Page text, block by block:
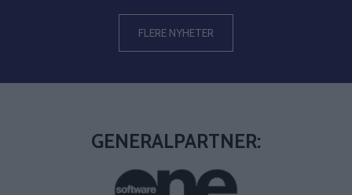
FLERE NYHETER
GENERALPARTNER: